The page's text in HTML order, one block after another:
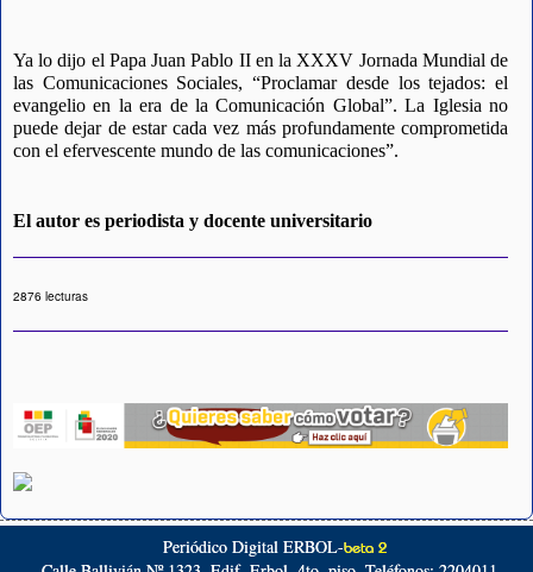
Ya lo dijo el Papa Juan Pablo II en la XXXV Jornada Mundial de
las Comunicaciones Sociales, “Proclamar desde los tejados: el
evangelio en la era de la Comunicación Global”. La Iglesia no
puede dejar de estar cada vez más profundamente comprometida
con el efervescente mundo de las comunicaciones”.
El autor es periodista y docente universitario
2876 lecturas
Periódico Digital ERBOL-beta 2